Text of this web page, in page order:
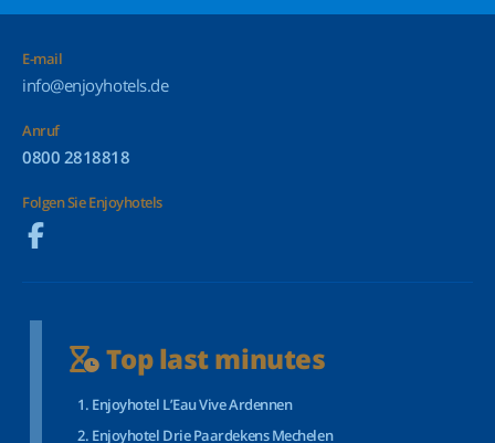
E-mail
info@enjoyhotels.de
Anruf
0800 2818818
Folgen Sie Enjoyhotels
Top last minutes
Enjoyhotel L’Eau Vive Ardennen
Enjoyhotel Drie Paardekens Mechelen